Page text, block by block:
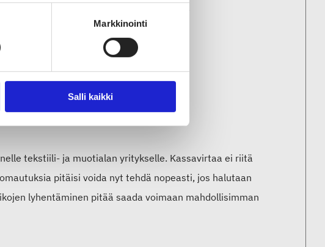
Markkinointi
Salli kaikki
jäsenmaksun jäsenyritysten puolesta.
ja jo keskiviikkona
tekstiili- ja muotialan yritykselle. Kassavirtaa ei riitä
pitäisi voida nyt tehdä nopeasti, jos halutaan
lyhentäminen pitää saada voimaan mahdollisimman